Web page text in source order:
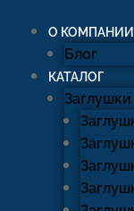
О КОМПАНИИ
Блог
КАТАЛОГ